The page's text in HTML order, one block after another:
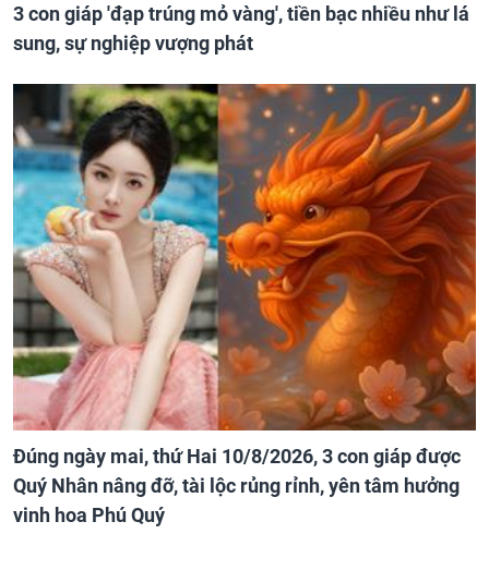
3 con giáp 'đạp trúng mỏ vàng', tiền bạc nhiều như lá
sung, sự nghiệp vượng phát
Đúng ngày mai, thứ Hai 10/8/2026, 3 con giáp được
Quý Nhân nâng đỡ, tài lộc rủng rỉnh, yên tâm hưởng
vinh hoa Phú Quý